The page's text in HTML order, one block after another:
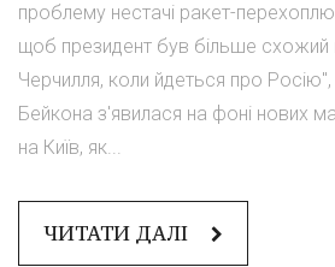
проблему нестачі ракет-
щоб президент був більше схожий
Черчилля, коли йдеться про
Бейкона з'явилася на фоні нових
на Київ, як...
ЧИТАТИ ДАЛІ